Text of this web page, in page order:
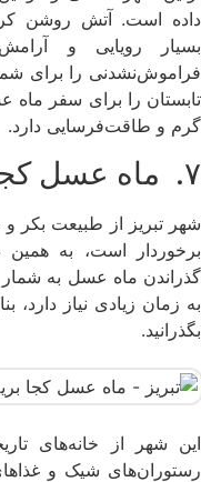
داده است. آتش روشن
بسیار رویایی و
فراموش‌نشدنی را برای
تابستان را برای سفر ماه
گرم و طاقت‌فرسایی دارد.
۷. ماه عسل کجا بریم ؛ تبریز
شهر تبریز از طبیعت بکر
برخوردار است، به همین
گذراندن ماه عسل به شمار
به زمان زیادی نیاز دارد،
بگذرانید.
این شهر از خانه‌های
رستوران‌های شیک و